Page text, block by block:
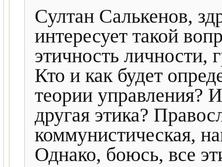
Султан Салькенов,
интересует такой
этичность личности,
Кто и как будет
теории управления?
другая этика?
коммунистическая,
Однако, боюсь, все